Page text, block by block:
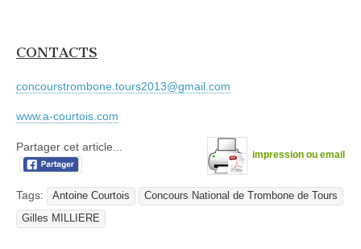
CONTACTS
concourstrombone.tours2013@gmail.com
www.a-courtois.com
impression ou email
Partager cet article...
Tags: Antoine Courtois
Concours National de Trombone de Tours
Gilles MILLIERE